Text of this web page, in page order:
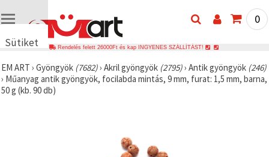
Sütiket
🍪 Cookie-
kat és
hasonló
0
Rendelés felett 26000Ft és kap INGYENES SZÁLLÍTÁST!
EM ART › Gyöngyök (7682)› Akril gyöngyök (2795)› Antik gyöngyök (246)
› Műanyag antik gyöngyök, focilabda mintás, 9 mm, furat: 1,5 mm, barna,
50 g (kb. 90 db)